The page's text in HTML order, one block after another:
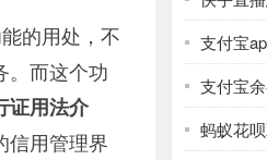
的用处，不
。而这个功
证用法介
用管理界